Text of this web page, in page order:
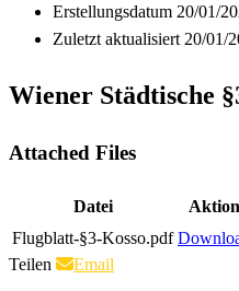
Erstellungsdatum 20/01/
Zuletzt aktualisiert 20/01/
Wiener Städtische
Attached Files
Datei
Aktion
Flugblatt-§3-Kosso.pdf
Teilen
Email